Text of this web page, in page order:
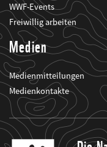
WWF-Events
Freiwillig arbeiten
Medien
Medienmitteilungen
Medienkontakte